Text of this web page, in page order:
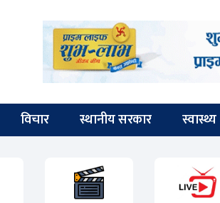
विचार स्थानीय सरकार स्वास्थ्य